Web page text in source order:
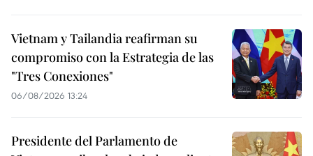
Vietnam y Tailandia reafirman su
compromiso con la Estrategia de las
"Tres Conexiones"
06/08/2026 13:24
Presidente del Parlamento de